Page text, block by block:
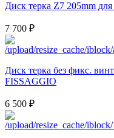
Диск терка Z7 205mm
7 700 ₽
Диск терка без фикс.
FISSAGGIO
6 500 ₽